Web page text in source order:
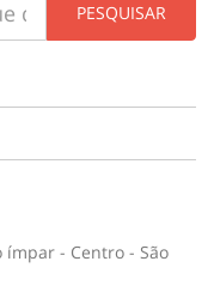
- Centro - São